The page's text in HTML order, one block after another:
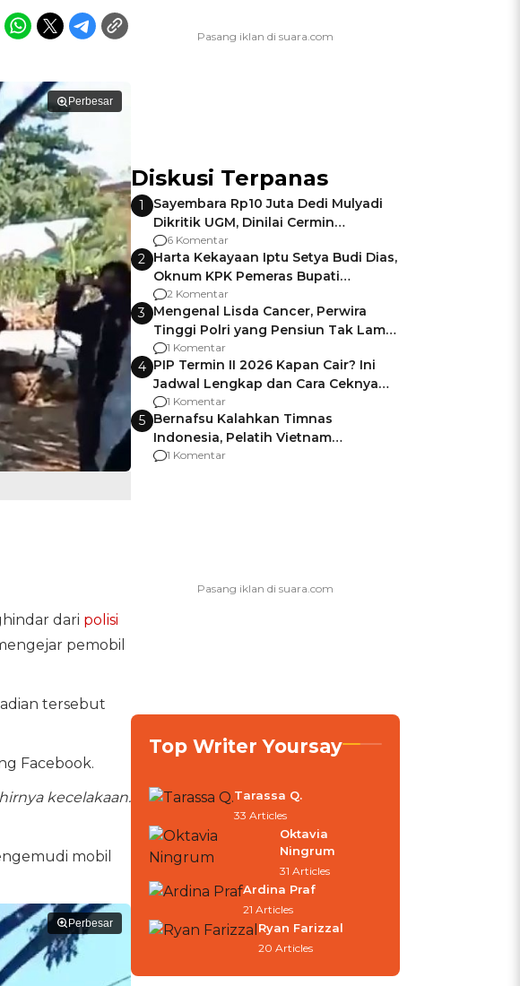
Perbesar
dari polisi
pemobil
tersebut
Facebook.
kecelakaan.
mobil
Perbesar
Diskusi Terpanas
1
Sayembara Rp10 Juta Dedi Mulyadi
Dikritik UGM, Dinilai Cermin
Gagalnya Negara Jamin Keamanan
6 Komentar
2 Harta Kekayaan Iptu Setya Budi Dias,
Oknum KPK Pemeras Bupati
Pemalang
2 Komentar
3 Mengenal Lisda Cancer, Perwira
Tinggi Polri yang Pensiun Tak Lama
Usai Jadi Brigjen
1 Komentar
4 PIP Termin II 2026 Kapan Cair? Ini
Jadwal Lengkap dan Cara Ceknya
agar Dana Tidak Hangus!
1 Komentar
5 Bernafsu Kalahkan Timnas
Indonesia, Pelatih Vietnam
Berencana Pakai Jimat di Pakansari
1 Komentar
Top Writer Yoursay
Tarassa Q.
33 Articles
Oktavia
Ningrum
31 Articles
Ardina Praf
21 Articles
Ryan Farizzal
20 Articles